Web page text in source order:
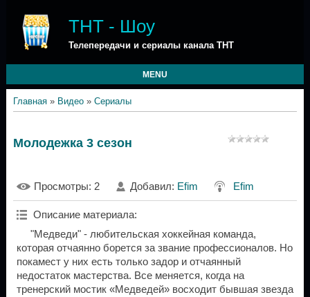
ТНТ - Шоу
Телепередачи и сериалы канала ТНТ
MENU
Главная» Видео» Сериалы
Молодежка 3 сезон
Просмотры: 2 Добавил: Efim Efim
Описание материала:
"Медведи" - любительская хоккейная команда,
которая отчаянно борется за звание профессионалов. Но
покамест у них есть только задор и отчаянный
недостаток мастерства. Все меняется, когда на
тренерский мостик «Медведей» восходит бывшая звезда